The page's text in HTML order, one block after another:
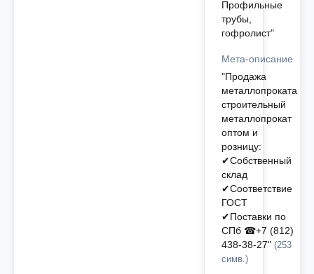
Профильные
трубы,
гофролист"
Мета-описание
"Продажа
металлопроката
строительный
металлопрокат
оптом и
розницу:
✔Собственный
склад
✔Соответствие
ГОСТ
✔Поставки по
СПб ☎+7 (812)
438-38-27" (253
симв.)